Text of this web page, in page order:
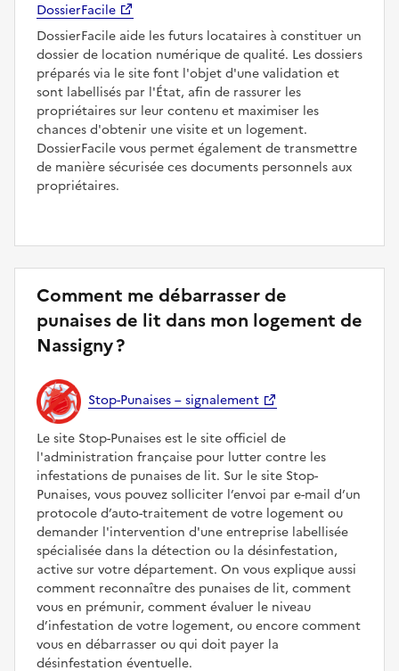
DossierFacile
DossierFacile aide les futurs locataires à constituer un
dossier de location numérique de qualité. Les dossiers
préparés via le site font l'objet d'une validation et
sont labellisés par l'État, afin de rassurer les
propriétaires sur leur contenu et maximiser les
chances d'obtenir une visite et un logement.
DossierFacile vous permet également de transmettre
de manière sécurisée ces documents personnels aux
propriétaires.
Comment me débarrasser de
punaises de lit dans mon logement de
Nassigny ?
Stop-Punaises – signalement
Le site Stop-Punaises est le site officiel de
l'administration française pour lutter contre les
infestations de punaises de lit. Sur le site Stop-
Punaises, vous pouvez solliciter l’envoi par e-mail d’un
protocole d’auto-traitement de votre logement ou
demander l'intervention d'une entreprise labellisée
spécialisée dans la détection ou la désinfestation,
active sur votre département. On vous explique aussi
comment reconnaître des punaises de lit, comment
vous en prémunir, comment évaluer le niveau
d’infestation de votre logement, ou encore comment
vous en débarrasser ou qui doit payer la
désinfestation éventuelle.